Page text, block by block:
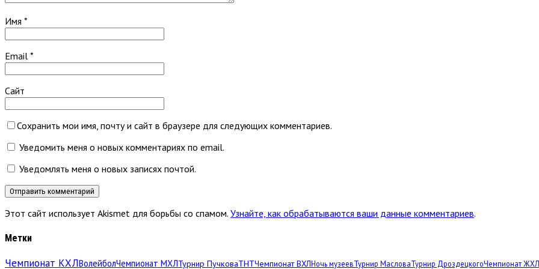
Имя *
Email *
Сайт
Сохранить мои имя, почту и сайт в браузере для следующих комментариев.
Уведомить меня о новых комментариях по email.
Уведомлять меня о новых записях почтой.
Этот сайт использует Akismet для борьбы со спамом. Узнайте, как обрабатываются ваши данные комментариев.
Метки
Чемпионат КХЛВолейболЧемпионат МХЛТурнир ПучковаТНТЧемпионат ВХЛНочь музеевТурнир МасловаТурнир ДроздецкогоЧемпионат ЖХЛ